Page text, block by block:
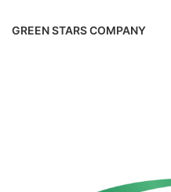
GREEN STARS COMPANY